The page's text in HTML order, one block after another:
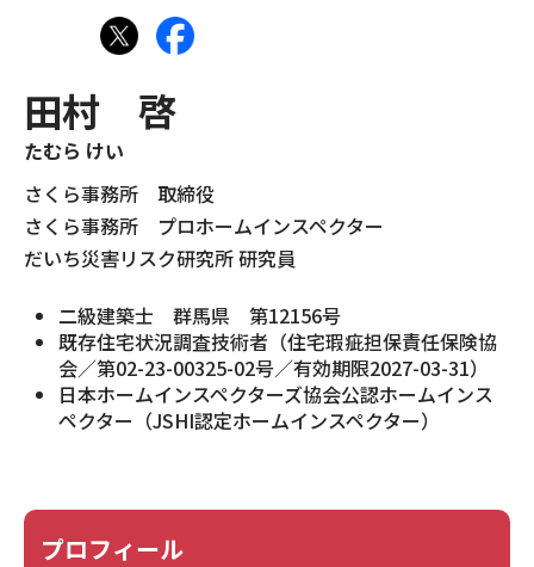
現場事例・お役立ちコラム
さくら事務所について
採用情報
田村 啓
たむら けい
さくら事務所 取締役
さくら事務所 プロホームインスペクター
だいち災害リスク研究所 研究員
二級建築士 群馬県 第12156号
既存住宅状況調査技術者（住宅瑕疵担保責任保険協
会／第02-23-00325-02号／有効期限2027-03-31）
日本ホームインスペクターズ協会公認ホームインス
ペクター（JSHI認定ホームインスペクター）
プロフィール